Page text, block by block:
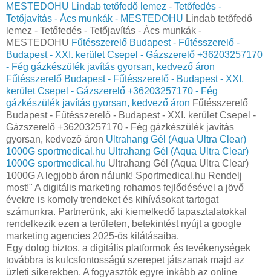
MESTEDOHU Lindab tetőfedő lemez - Tetőfedés -
Tetőjavítás - Ács munkák - MESTEDOHU Lindab tetőfedő
lemez - Tetőfedés - Tetőjavítás - Ács munkák -
MESTEDOHU Fűtésszerelő Budapest - Fűtésszerelő -
Budapest - XXI. kerület Csepel - Gázszerelő +36203257170
- Fég gázkészülék javítás gyorsan, kedvező áron
Fűtésszerelő Budapest - Fűtésszerelő - Budapest - XXI.
kerület Csepel - Gázszerelő +36203257170 - Fég
gázkészülék javítás gyorsan, kedvező áron Fűtésszerelő
Budapest - Fűtésszerelő - Budapest - XXI. kerület Csepel -
Gázszerelő +36203257170 - Fég gázkészülék javítás
gyorsan, kedvező áron Ultrahang Gél (Aqua Ultra Clear)
1000G sportmedical.hu Ultrahang Gél (Aqua Ultra Clear)
1000G sportmedical.hu Ultrahang Gél (Aqua Ultra Clear)
1000G A legjobb áron nálunk! Sportmedical.hu Rendelj
most!" A digitális marketing rohamos fejlődésével a jövő
évekre is komoly trendeket és kihívásokat tartogat
számunkra. Partnerünk, aki kiemelkedő tapasztalatokkal
rendelkezik ezen a területen, betekintést nyújt a google
marketing agencies 2025-ös kilátásaiba.
Egy dolog biztos, a digitális platformok és tevékenységek
továbbra is kulcsfontosságú szerepet játszanak majd az
üzleti sikerekben. A fogyasztók egyre inkább az online